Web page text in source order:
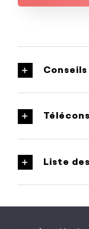
Conseils
Liste